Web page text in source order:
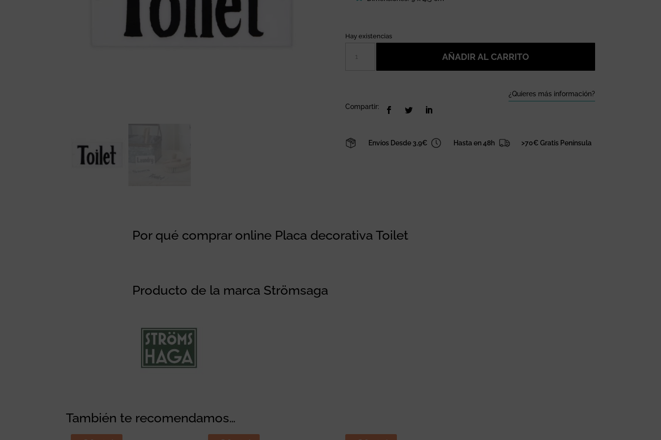
Hay existencias
decorativa
AÑADIR AL CARRITO
Compartir:
¿Quieres más información?
Envíos Desde 3,9€ Hasta en 48h >70€ Gratis Península
Por qué comprar online Placa decorativa Toilet
Producto de la marca Strömsaga
También te recomendamos…